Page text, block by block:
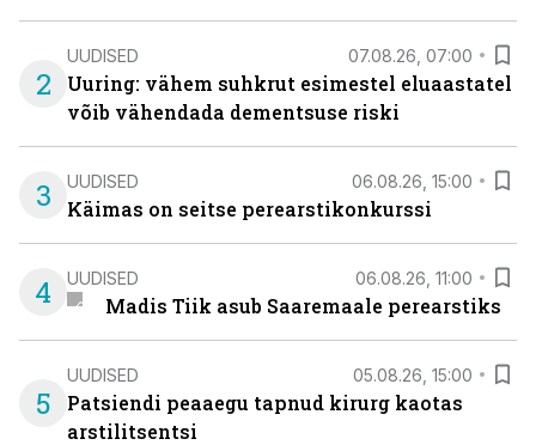
2
UUDISED 07.08.26, 07:00
Uuring: vähem suhkrut esimestel eluaastatel
võib vähendada dementsuse riski
3 UUDISED 06.08.26, 15:00
Käimas on seitse perearstikonkurssi
4 UUDISED 06.08.26, 11:00
Madis Tiik asub Saaremaale perearstiks
5
UUDISED 05.08.26, 15:00
Patsiendi peaaegu tapnud kirurg kaotas
arstilitsentsi